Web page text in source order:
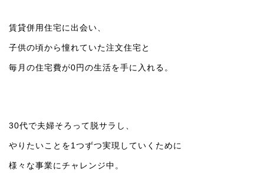
賃貸併用住宅に出会い、
子供の頃から憧れていた注文住宅と
毎月の住宅費が0円の生活を手に入れる。
30代で夫婦そろって脱サラし、
やりたいことを1つずつ実現していくために
様々な事業にチャレンジ中。